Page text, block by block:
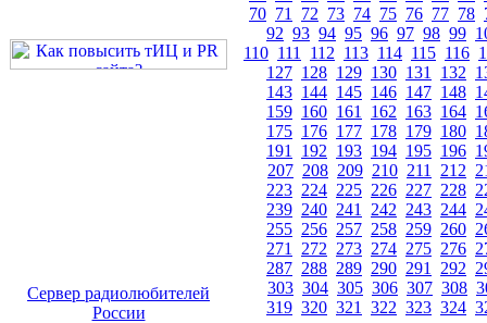
70 71 72 73 74 75 76 77 78
92 93 94 95 96 97 98 99
110 111 112 113 114 115 116
127 128 129 130 131 132
143 144 145 146 147 148
159 160 161 162 163 164
175 176 177 178 179 180
191 192 193 194 195 196
207 208 209 210 211 212
223 224 225 226 227 228
239 240 241 242 243 244
255 256 257 258 259 260
271 272 273 274 275 276
287 288 289 290 291 292
303 304 305 306 307 308
319 320 321 322 323 324
Сервер радиолюбителей
России